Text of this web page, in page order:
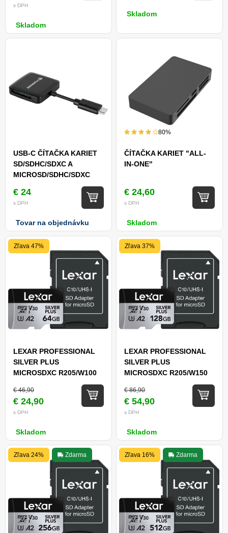
s DPH
Skladom
Skladom
USB-C ČÍTAČKA KARIET
SD/SDHC/SDXC A
MICROSD/SDHC/SDXC
€ 24
s DPH
Tovar na objednávku
80%
ČÍTAČKA KARIET "ALL-
IN-ONE"
€ 24,60
s DPH
Skladom
Zľava 47%
LEXAR PROFESSIONAL
SILVER PLUS
MICROSDXC R205/W100
€ 46,90
€ 24,90
s DPH
Skladom
Zľava 37%
LEXAR PROFESSIONAL
SILVER PLUS
MICROSDXC R205/W150
€ 86,90
€ 54,90
s DPH
Skladom
Zľava 24% Zdarma Zľava 16% Zdarma